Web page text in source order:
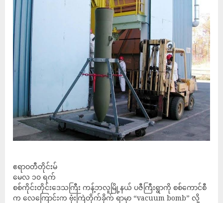
ဧရာဝတီတိုင်းမ်
မေလ ၁၀ ရက်
စစ်ကိုင်းတိုင်းဒေသကြီး ကန့်ဘလူမြို့နယ် ပဇီကြီးရွာကို စစ်ကောင်စီ
က လေကြောင်းက ဗုံးကြဲတိုက်ခိုက် ရာမှာ “vacuum bomb” လို့